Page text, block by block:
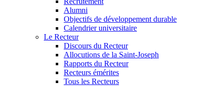
Alumni
Objectifs de développement durable
Calendrier universitaire
Le Recteur
Discours du Recteur
Allocutions de la Saint-Joseph
Rapports du Recteur
Recteurs émérites
Tous les Recteurs